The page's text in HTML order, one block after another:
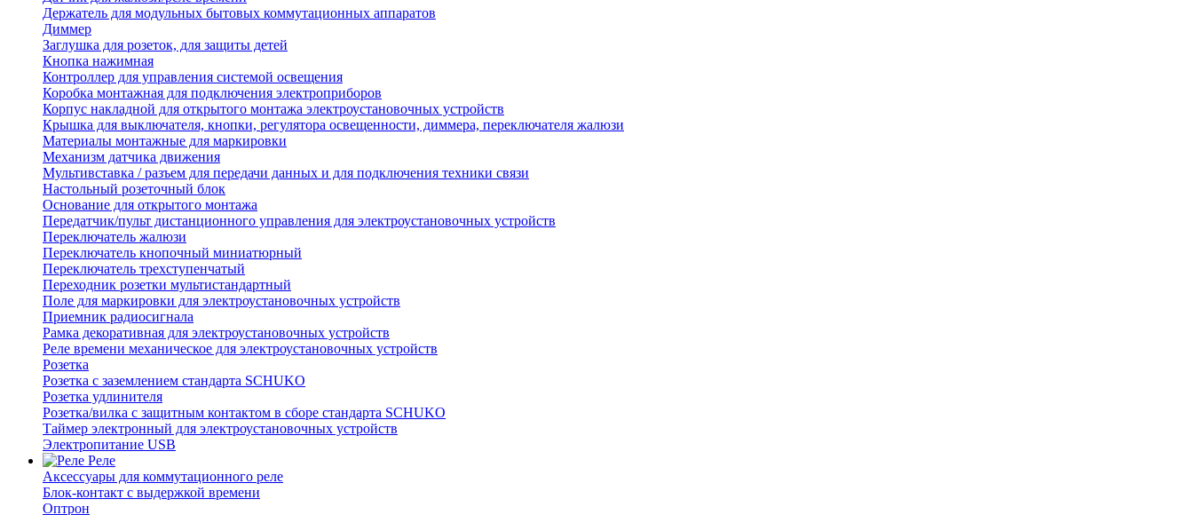
Держатель для модульных бытовых коммутационных аппаратов
Диммер
Заглушка для розеток, для защиты детей
Кнопка нажимная
Контроллер для управления системой освещения
Коробка монтажная для подключения электроприборов
Корпус накладной для открытого монтажа электроустановочных устройств
Крышка для выключателя, кнопки, регулятора освещенности, диммера, переключателя жалюзи
Материалы монтажные для маркировки
Механизм датчика движения
Мультивставка / разъем для передачи данных и для подключения техники связи
Настольный розеточный блок
Основание для открытого монтажа
Передатчик/пульт дистанционного управления для электроустановочных устройств
Переключатель жалюзи
Переключатель кнопочный миниатюрный
Переключатель трехступенчатый
Переходник розетки мультистандартный
Поле для маркировки для электроустановочных устройств
Приемник радиосигнала
Рамка декоративная для электроустановочных устройств
Реле времени механическое для электроустановочных устройств
Розетка
Розетка с заземлением стандарта SCHUKO
Розетка удлинителя
Розетка/вилка с защитным контактом в сборе стандарта SCHUKO
Таймер электронный для электроустановочных устройств
Электропитание USB
Реле
Аксессуары для коммутационного реле
Блок-контакт с выдержкой времени
Оптрон